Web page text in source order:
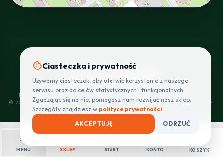
menu
MENU SKLEP START KONTO KOSZYK
SZYBKIE I BEZPIECZNE PŁATNOŚCI
POLITYKA
PRYWATNOŚCI
REGULAMIN
CENNIK
DOSTAW
ZWROTY I
REKLAMACJE
© 2026 PROINSTALLER.PL - KNURÓW. WSZYSTKIE PRAWA ZASTRZEŻONE.
cookieCiasteczka i prywatność
Używamy ciasteczek, aby ułatwić korzystanie z naszego
serwisu oraz do celów statystycznych i funkcjonalnych.
Zgadzając się na nie, pomagasz nam rozwijać nasz sklep.
Szczegóły znajdziesz w polityce prywatności.
AKCEPTUJĘ
ODRZUĆ